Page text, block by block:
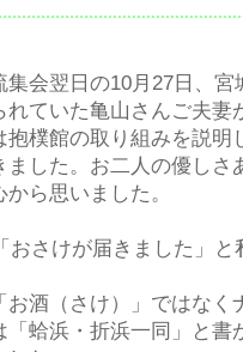
会翌日の10月27日、
ていた亀山さんご夫妻
樸館の取り組みを説明
した。お二人の優しさ
ら思いました。
おさけが届きました」と
酒（さけ）」ではなく
「蛤浜・折浜一同」と